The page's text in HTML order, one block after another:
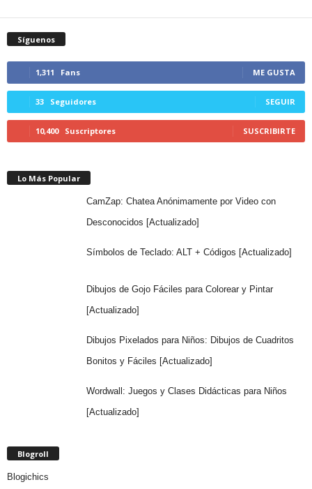
Síguenos
1,311 Fans ME GUSTA
33 Seguidores SEGUIR
10,400 Suscriptores SUSCRIBIRTE
Lo Más Popular
CamZap: Chatea Anónimamente por Video con
Desconocidos [Actualizado]
Símbolos de Teclado: ALT + Códigos [Actualizado]
Dibujos de Gojo Fáciles para Colorear y Pintar
[Actualizado]
Dibujos Pixelados para Niños: Dibujos de Cuadritos
Bonitos y Fáciles [Actualizado]
Wordwall: Juegos y Clases Didácticas para Niños
[Actualizado]
Blogroll
Blogichics